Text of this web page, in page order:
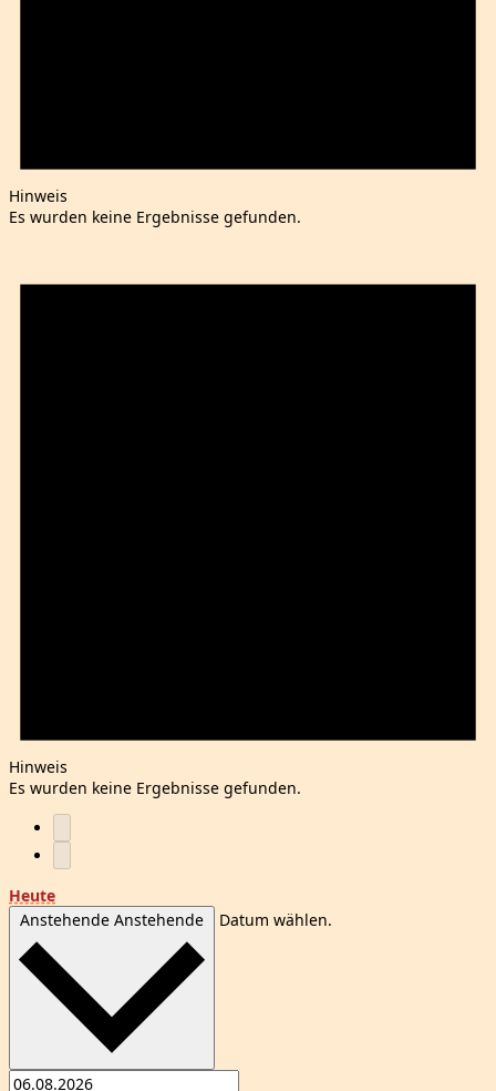
Hinweis
Es wurden keine Ergebnisse gefunden.
Hinweis
Es wurden keine Ergebnisse gefunden.
Heute
Anstehende Anstehende Datum wählen.